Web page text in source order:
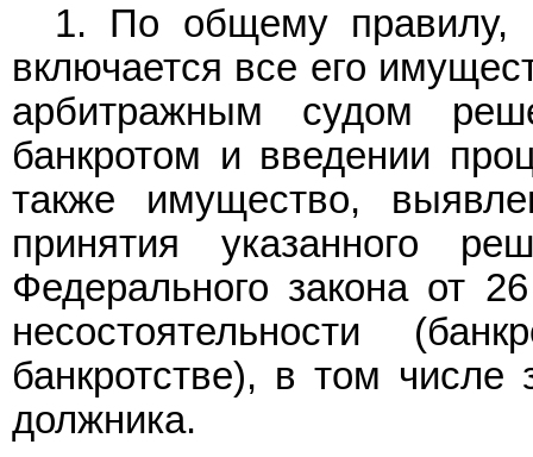
1. По общему правилу,
включается все его
арбитражным судом
банкротом и введении
также имущество,
принятия указанного
Федерального закона от
несостоятельности
банкротстве), в том
должника.